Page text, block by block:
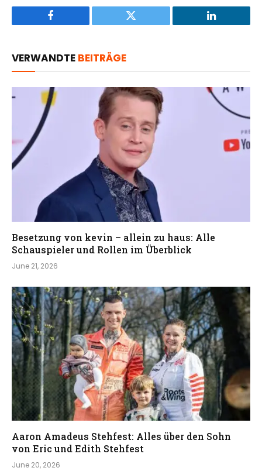
Facebook Twitter LinkedIn
VERWANDTE BEITRÄGE
Besetzung von kevin – allein zu haus: Alle
Schauspieler und Rollen im Überblick
June 21, 2026
Aaron Amadeus Stehfest: Alles über den Sohn
von Eric und Edith Stehfest
June 20, 2026